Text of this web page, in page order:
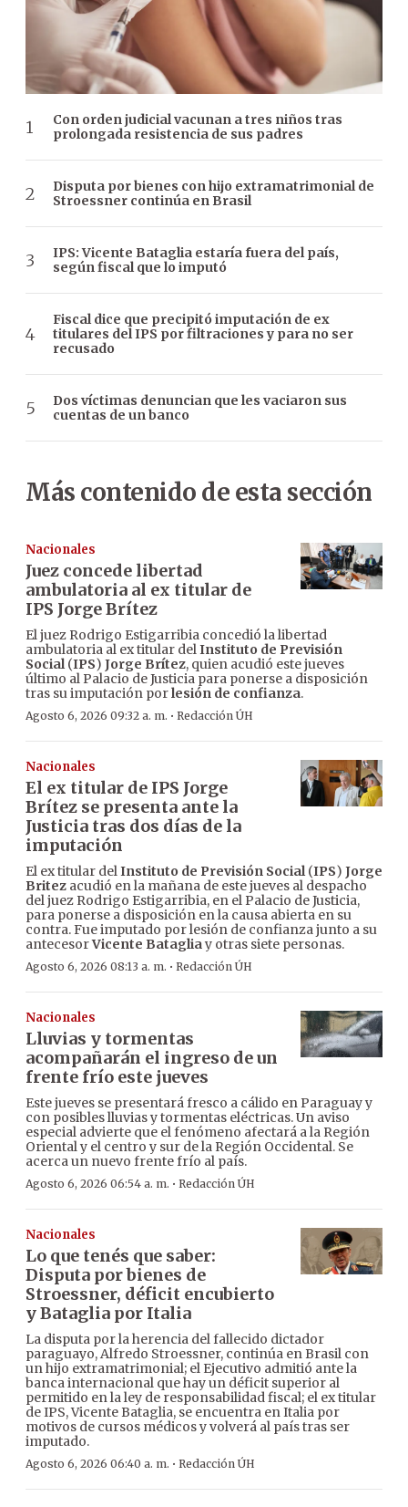
Con orden judicial vacunan a tres niños tras
prolongada resistencia de sus padres
Disputa por bienes con hijo extramatrimonial de
Stroessner continúa en Brasil
IPS: Vicente Bataglia estaría fuera del país,
según fiscal que lo imputó
Fiscal dice que precipitó imputación de ex
titulares del IPS por filtraciones y para no ser
recusado
Dos víctimas denuncian que les vaciaron sus
cuentas de un banco
Más contenido de esta sección
Nacionales
Juez concede libertad
ambulatoria al ex titular de
IPS Jorge Brítez
El juez Rodrigo Estigarribia concedió la libertad
ambulatoria al ex titular delInstituto de Previsión
Social(IPS) Jorge Brítez, quien acudió este jueves
último al Palacio de Justicia para ponerse a disposición
tras su imputación porlesión de confianza.
Agosto 6, 2026 09:32 a. m. · Redacción ÚH
Nacionales
El ex titular de IPS Jorge
Brítez se presenta ante la
Justicia tras dos días de la
imputación
El ex titular delInstituto de Previsión Social(IPS) Jorge
Britez acudió en la mañana de este jueves al despacho
del juez Rodrigo Estigarribia, en el Palacio de Justicia,
para ponerse a disposición en la causa abierta en su
contra. Fue imputado por lesión de confianza junto a su
antecesorVicente Batagliay otras siete personas.
Agosto 6, 2026 08:13 a. m. · Redacción ÚH
Nacionales
Lluvias y tormentas
acompañarán el ingreso de un
frente frío este jueves
Este jueves se presentará fresco a cálido en Paraguay y
con posibles lluvias y tormentas eléctricas. Un aviso
especial advierte que el fenómeno afectará a la Región
Oriental y el centro y sur de la Región Occidental. Se
acerca un nuevo frente frío al país.
Agosto 6, 2026 06:54 a. m. · Redacción ÚH
Nacionales
Lo que tenés que saber:
Disputa por bienes de
Stroessner, déficit encubierto
y Bataglia por Italia
La disputa por la herencia del fallecido dictador
paraguayo, Alfredo Stroessner, continúa en Brasil con
un hijo extramatrimonial; el Ejecutivo admitió ante la
banca internacional que hay un déficit superior al
permitido en la ley de responsabilidad fiscal; el ex titular
de IPS, Vicente Bataglia, se encuentra en Italia por
motivos de cursos médicos y volverá al país tras ser
imputado.
Agosto 6, 2026 06:40 a. m. · Redacción ÚH